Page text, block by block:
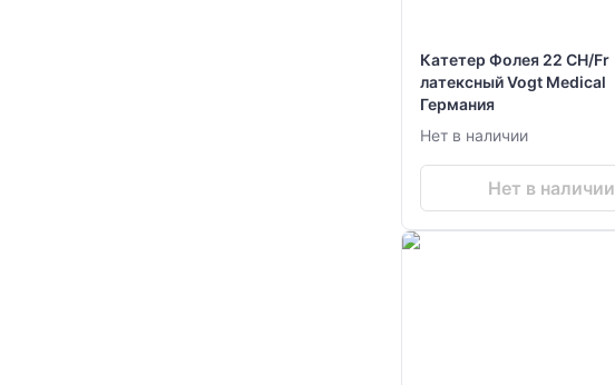
Катетер Фолея 22 CH/Fr
латексный Vogt Medical
Германия
Нет в наличии
Нет в наличии